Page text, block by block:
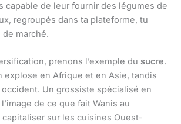
capable de leur fournir des légumes de
regroupés dans ta plateforme, tu
marché.
prenons l’exemple du sucre.
explose en Afrique et en Asie, tandis
occident. Un grossiste spécialisé en
de ce que fait Wanis au
capitaliser sur les cuisines Ouest-